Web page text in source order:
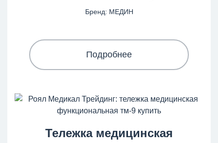
Бренд: МЕДИН
Подробнее
Тележка медицинская